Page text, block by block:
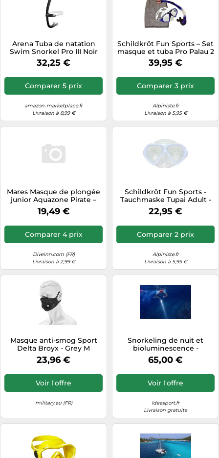
Arena Tuba de natation
Swim Snorkel Pro III Noir
Taille unique
32,25 €
Comparer 5 prix
amazon-marketplace.fr
Livraison à 8,99 €
Schildkröt Fun Sports – Set
masque et tuba Pro Palau 2
pièces Dry-Top silicone
bleu/noir
39,95 €
Comparer 3 prix
Alpiniste.fr
Livraison à 5,95 €
Mares Masque de plongée
junior Aquazone Pirate –
boîte carton – Rose
19,49 €
Comparer 4 prix
Diveinn.com (FR)
Livraison à 2,99 €
Schildkröt Fun Sports -
Tauchmaske Tupai Adult -
Masque de plongée -
transparent white
22,95 €
Comparer 2 prix
Alpiniste.fr
Livraison à 5,95 €
Masque anti-smog Sport
Delta Broyx - Grey M
23,96 €
Voir l'offre
military.eu (FR)
Snorkeling de nuit et
bioluminescence -
Martinique
65,00 €
Voir l'offre
Ideesport.fr
Livraison gratuite